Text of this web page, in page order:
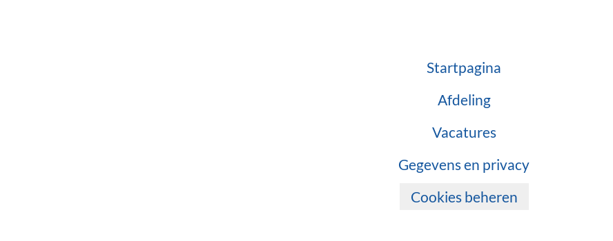
Startpagina
Afdeling
Vacatures
Gegevens en privacy
Cookies beheren